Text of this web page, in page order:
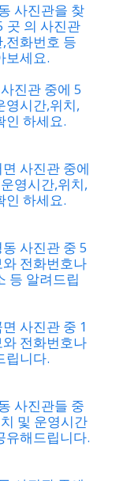
사진관을 찾
곳 의 사진관
전화번호 등
보세요.
진관 중에 5
영시간,위치,
인 하세요.
사진관 중에
영시간,위치,
인 하세요.
사진관 중 5
전화번호나
등 알려드립
사진관 중 1
전화번호나
립니다.
사진관들 중
및 운영시간
유해드립니다.